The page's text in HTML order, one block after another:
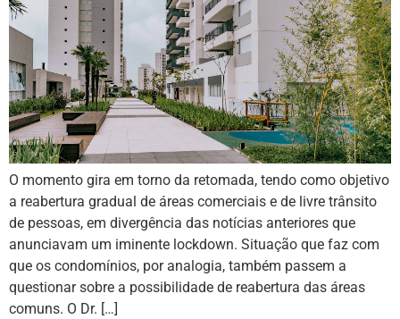
O momento gira em torno da retomada, tendo como objetivo
a reabertura gradual de áreas comerciais e de livre trânsito
de pessoas, em divergência das notícias anteriores que
anunciavam um iminente lockdown. Situação que faz com
que os condomínios, por analogia, também passem a
questionar sobre a possibilidade de reabertura das áreas
comuns. O Dr. […]